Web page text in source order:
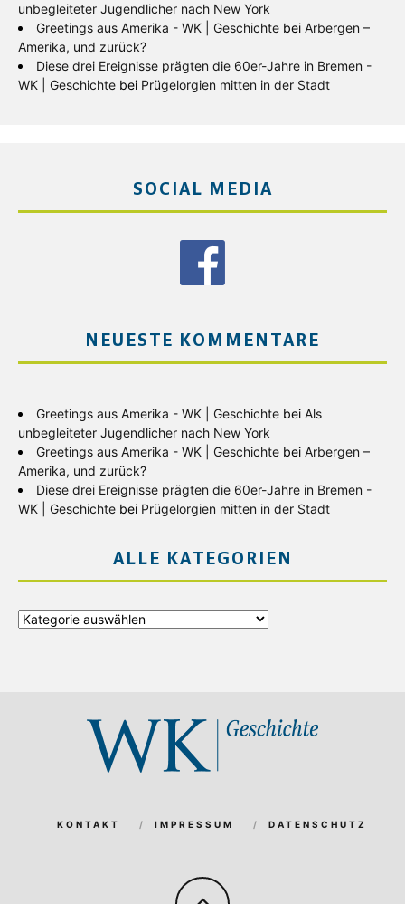
unbegleiteter Jugendlicher nach New York
Greetings aus Amerika - WK | Geschichte bei Arbergen –
Amerika, und zurück?
Diese drei Ereignisse prägten die 60er-Jahre in Bremen -
WK | Geschichte bei Prügelorgien mitten in der Stadt
SOCIAL MEDIA
NEUESTE KOMMENTARE
Greetings aus Amerika - WK | Geschichte bei Als
unbegleiteter Jugendlicher nach New York
Greetings aus Amerika - WK | Geschichte bei Arbergen –
Amerika, und zurück?
Diese drei Ereignisse prägten die 60er-Jahre in Bremen -
WK | Geschichte bei Prügelorgien mitten in der Stadt
ALLE KATEGORIEN
Alle
KONTAKT IMPRESSUM DATENSCHUTZ